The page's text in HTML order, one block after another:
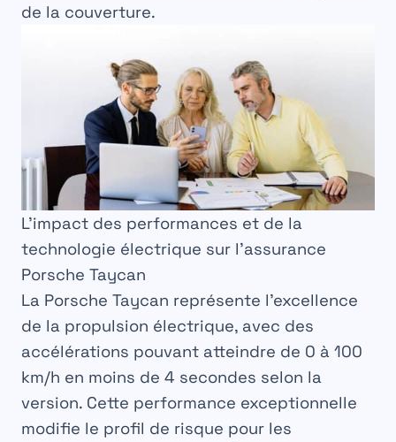
de la couverture.
L’impact des performances et de la
technologie électrique sur l’assurance
Porsche Taycan
La Porsche Taycan représente l’excellence
de la propulsion électrique, avec des
accélérations pouvant atteindre de 0 à 100
km/h en moins de 4 secondes selon la
version. Cette performance exceptionnelle
modifie le profil de risque pour les